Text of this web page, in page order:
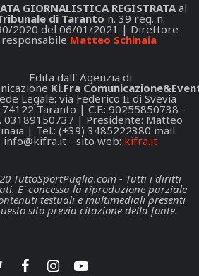
GIORNALISTICA REGISTRATAal
di Taranto n. 39 reg. n.
2020 del 06/01/2021 | Direttore
responsabile Matteo Schinaia
Edita dall' Agenzia di
Ki.Fra
Legale: via Federico II di Svevia
Taranto | C.F.: 90255850738 -
03189150737 | Presidente: Matteo
| Tel.: (+39) 3485222380 mail:
info@kifra.it - sito web: kifra.it
TuttoSportPuglia.com - Tutti i diritti
E' concessa la riproduzione parziale
testuali e multimediali presenti
sito previa citazione della fonte.